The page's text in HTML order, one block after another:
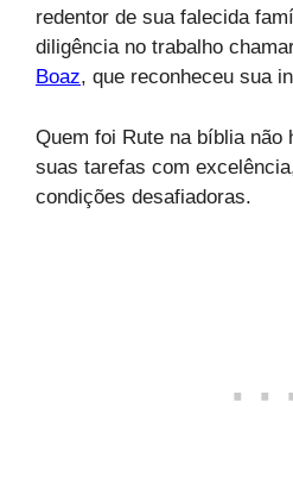
redentor de sua falecida
diligência no trabalho
Boaz, que reconheceu sua
Quem foi Rute na bíblia não
suas tarefas com
condições desafiadoras.